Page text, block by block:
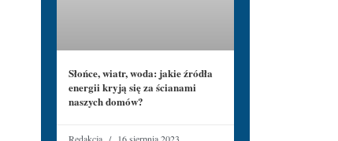
Słońce, wiatr, woda: jakie źródła
energii kryją się za ścianami
naszych domów?